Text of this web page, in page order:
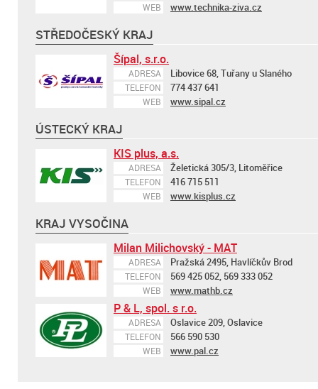
WEB www.technika-ziva.cz
STŘEDOČESKÝ KRAJ
Šípal, s.r.o.
ADRESA Libovice 68, Tuřany u Slaného
TELEFON 774 437 641
WEB www.sipal.cz
ÚSTECKÝ KRAJ
KIS plus, a.s.
ADRESA Želetická 305/3, Litoměřice
TELEFON 416 715 511
WEB www.kisplus.cz
KRAJ VYSOČINA
Milan Milichovský - MAT
ADRESA Pražská 2495, Havlíčkův Brod
TELEFON 569 425 052, 569 333 052
WEB www.mathb.cz
P & L, spol. s r.o.
ADRESA Oslavice 209, Oslavice
TELEFON 566 590 530
WEB www.pal.cz